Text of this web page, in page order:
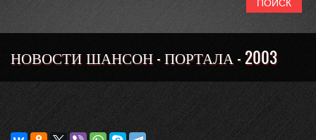
НОВОСТИ ШАНСОН - ПОРТАЛА - 2003